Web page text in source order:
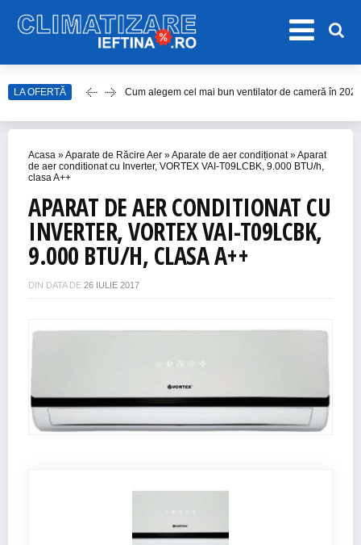
LA OFERTĂ Care este cel mai bun model de ventilator de tavan
Top Aparate de Aer Condiționat Ieftine pentru Vară
Accesorii Aer Condiționat – 15 Lucruri de Bifat
Acasa »Aparate de Răcire Aer »Aparate de aer condiționat»Aparat
de aer conditionat cu Inverter, VORTEX VAI-T09LCBK, 9.000 BTU/h,
clasa A++
APARAT DE AER CONDITIONAT CU
INVERTER, VORTEX VAI-T09LCBK,
9.000 BTU/H, CLASA A++
DIN DATA DE 26 IULIE 2017